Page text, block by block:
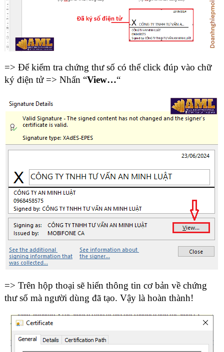
=> Để kiểm tra chứng thư số có thể click đúp vào chữ
ký điện tử => Nhấn “View…“
=> Trên hộp thoại sẽ hiển thông tin cơ bản về chứng
thư số mà người dùng đã tạo. Vậy là hoàn thành!